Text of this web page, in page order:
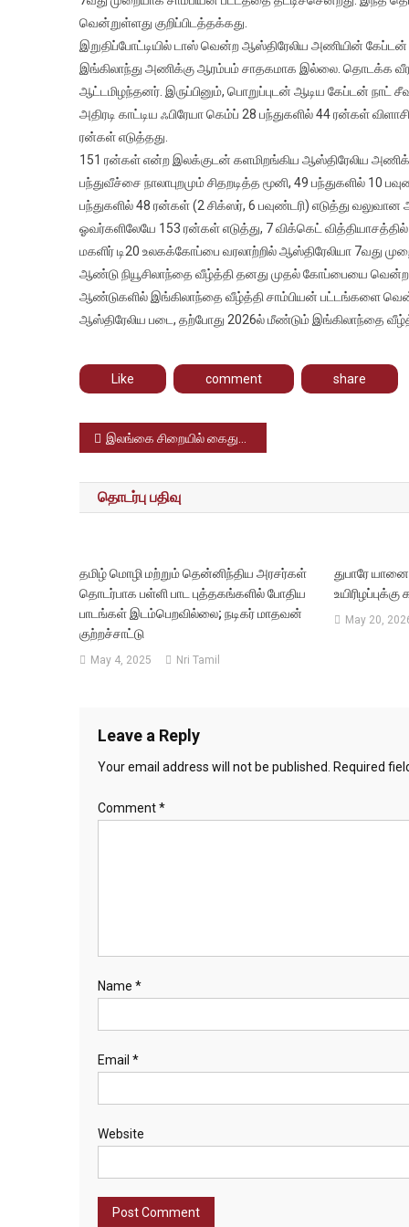
இங்கிலாந்து
அணியை
வீழ்த்தி
ஏழாவது
வென்றது
வென்றுள்ளது குறிப்பிடத்தக்கது.
இறுதிப்போட்டியில் டாஸ் வென்ற ஆஸ்திரேலிய அணியின்
இங்கிலாந்து அணிக்கு ஆரம்பம் சாதகமாக இல்லை. தொடக்க
ஆட்டமிழந்தனர். இருப்பினும், பொறுப்புடன் ஆடிய கேப்டன் நாட்
அதிரடி காட்டிய ஃபிரேயா கெம்ப் 28 பந்துகளில் 44 ரன்கள்
ரன்கள் எடுத்தது.
151 ரன்கள் என்ற இலக்குடன் களமிறங்கிய ஆஸ்திரேலிய
பந்துவீச்சை நாலாபுறமும் சிதறடித்த மூனி, 49 பந்துகளில்
பந்துகளில் 48 ரன்கள் (2 சிக்ஸர், 6 பவுண்டரி) எடுத்து
ஓவர்களிலேயே 153 ரன்கள் எடுத்து, 7 விக்கெட் வித்தியாசத்தில்
மகளிர் டி20 உலகக்கோப்பை வரலாற்றில் ஆஸ்திரேலியா 7வது
ஆண்டு நியூசிலாந்தை வீழ்த்தி தனது முதல் கோப்பையை
ஆண்டுகளில் இங்கிலாந்தை வீழ்த்தி சாம்பியன் பட்டங்களை
ஆஸ்திரேலிய படை, தற்போது 2026ல் மீண்டும் இங்கிலாந்தை
Like comment share
Post
navigation
இலங்கை சிறையில் கைதுகளுக்கு இடையே ஏற்பட்ட கலவரம்; 25பேர் பலி
தொடர்பு பதிவு
தமிழ் மொழி மற்றும் தென்னிந்திய அரசர்கள்
தொடர்பாக பள்ளி பாட புத்தகங்களில் போதிய
பாடங்கள் இடம்பெறவில்லை; நடிகர் மாதவன்
குற்றச்சாட்டு
May 4, 2025 Nri Tamil
துபாரே
May 20,
Leave a Reply
Your email address will not be published. Required
Comment*
Name *
Email *
Website